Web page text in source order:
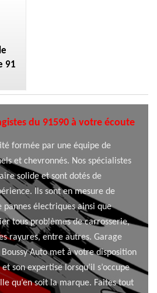
91
du 91590 à votre écoute
formée par une équipe de
et chevronnés. Nos spécialistes
solide et sont dotés de
Ils sont en mesure de
pannes électriques ainsi que
tous problèmes de carrosserie,
rayures, entre autres. Garage
Auto met à votre disposition
son expertise lorsqu’il s’occupe
qu’en soit la marque. Faites tout